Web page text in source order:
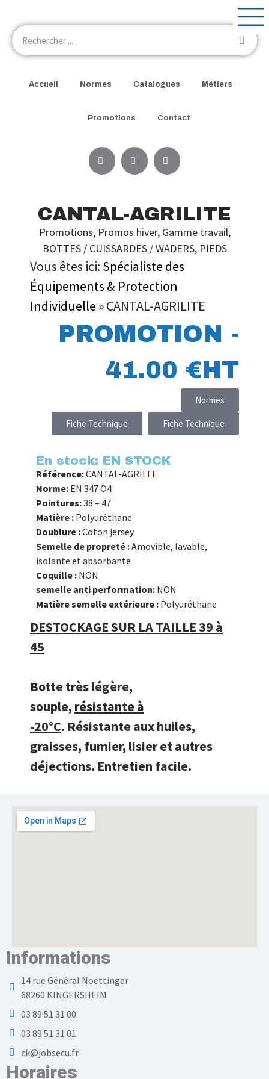
Accueil Normes Catalogues Métiers
Promotions Contact
CANTAL-AGRILITE
Promotions, Promos hiver, Gamme travail,
BOTTES / CUISSARDES / WADERS, PIEDS
Vous êtes ici: Spécialiste des
Équipements & Protection
Individuelle »CANTAL-AGRILITE
PROMOTION -
41.00 €HT
Normes
Fiche Technique Fiche Technique
En stock: EN STOCK
Référence:CANTAL-AGRILTE
Norme: EN 347 O4
Pointures:38 – 47
Matière : Polyuréthane
Doublure :Coton jersey
Semelle de propreté :Amovible, lavable,
isolante et absorbante
Coquille : NON
semelle anti performation: NON
Matière semelle extérieure : Polyuréthane
DESTOCKAGE SUR LA TAILLE 39 à
45
Botte très légère,
souple, résistante à
-20°C. Résistante aux huiles,
graisses, fumier, lisier et autres
déjections. Entretien facile.
Informations
14 rue Général Noettinger
68260 KINGERSHEIM
03 89 51 31 00
03 89 51 31 01
ck@jobsecu.fr
Horaires